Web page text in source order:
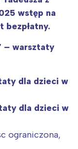
wstęp na
bezpłatny.
– warsztaty
dla dzieci w
dla dzieci w
ograniczona,